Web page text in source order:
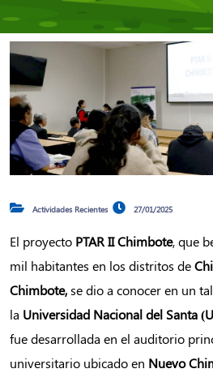
Actividades Recientes 27/01/2025
El proyecto PTAR II Chimbote, que
mil habitantes en los distritos de
Chimbote,se dio a conocer en un
la Universidad Nacional del Santa
fue desarrollada en el auditorio
universitario ubicado en Nuevo